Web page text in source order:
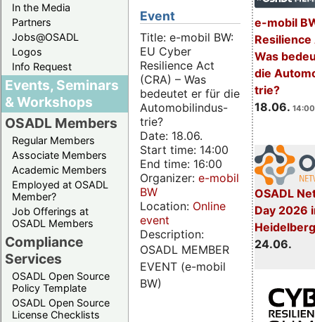
In the Media
Partners
Jobs@OSADL
Logos
Info Request
Events, Seminars
& Workshops
OSADL Members
Regular Members
Associate Members
Academic Members
Employed at OSADL
Member?
Job Offerings at
OSADL Members
Compliance
Services
OSADL Open Source
Policy Template
OSADL Open Source
License Checklists
e-mobil
Resilience
Was
die
trie?
18.06.
OSADL
Day 2026
24.06.
Event
Title: e-mobil BW:
EU Cyber
Resilience Act
(CRA) – Was
bedeutet er für die
Automobilindus-
trie?
Date: 18.06.
Start time: 14:00
End time: 16:00
Organizer: e-mobil
BW
Location: Online
event
Description:
OSADL MEMBER
EVENT (e-mobil
BW)